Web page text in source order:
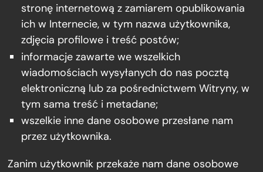
stronę internetową z zamiarem opublikowania
ich w Internecie, w tym nazwa użytkownika,
zdjęcia profilowe i treść postów;
informacje zawarte we wszelkich
wiadomościach wysyłanych do nas pocztą
elektroniczną lub za pośrednictwem Witryny, w
tym sama treść i metadane;
wszelkie inne dane osobowe przesłane nam
przez użytkownika.
Zanim użytkownik przekaże nam dane osobowe